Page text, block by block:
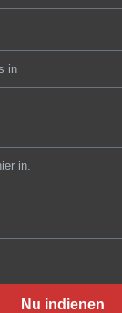
Nu indienen